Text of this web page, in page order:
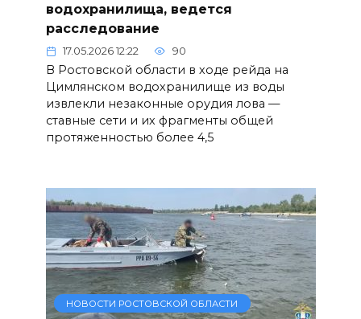
водохранилища, ведется
расследование
17.05.2026 12:22 90
В Ростовской области в ходе рейда на
Цимлянском водохранилище из воды
извлекли незаконные орудия лова —
ставные сети и их фрагменты общей
протяженностью более 4,5
НОВОСТИ РОСТОВСКОЙ ОБЛАСТИ